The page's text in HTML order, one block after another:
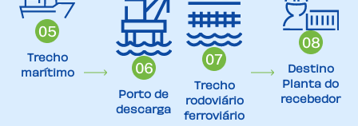
Trecho
marítimo
Porto de
descarga
Trecho
rodoviário
ferroviário
Destino
Planta do
recebedor